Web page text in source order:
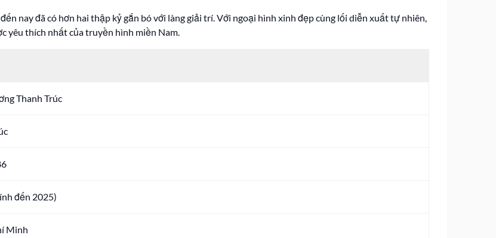
nay đã có hơn hai thập kỷ gắn bó với làng giải trí. Với ngoại hình xinh đẹp cùng lối diễn xuất tự nhiên,
yêu thích nhất của truyền hình miền Nam.
Thanh Trúc
đến 2025)
Minh